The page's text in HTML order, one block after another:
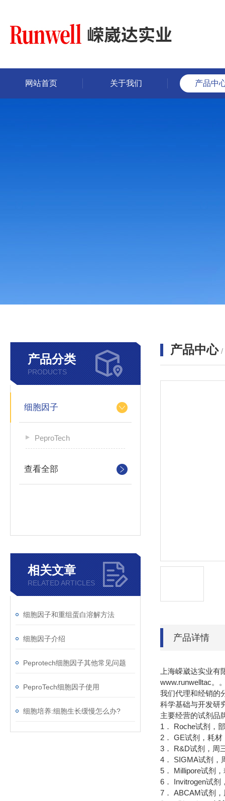
网站首页 关于我们 产品中
产品分类
PRODUCTS
细胞因子
PeproTech
查看全部
相关文章
RELATED ARTICLES
细胞因子和重组蛋白溶解方法
细胞因子介绍
Peprotech细胞因子其他常见问题
PeproTech细胞因子使用
细胞培养:细胞生长缓慢怎么办?
产品中心 /
产品详情
上海嵘崴达实业
www.runwelltac。
我们代理和经销的
科学基础与开发研
主要经营的试剂品
1． Roche试剂，
2． GE试剂，耗
3． R&D试剂，周
4． SIGMA试剂，
5． Millipore试剂
6． Invitrogen试剂
7． ABCAM试剂